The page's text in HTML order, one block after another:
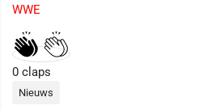
WWE
0 claps
Nieuws